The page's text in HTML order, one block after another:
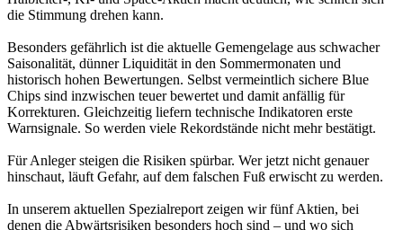
die Stimmung drehen kann.
Besonders gefährlich ist die aktuelle Gemengelage aus schwacher
Saisonalität, dünner Liquidität in den Sommermonaten und
historisch hohen Bewertungen. Selbst vermeintlich sichere Blue
Chips sind inzwischen teuer bewertet und damit anfällig für
Korrekturen. Gleichzeitig liefern technische Indikatoren erste
Warnsignale. So werden viele Rekordstände nicht mehr bestätigt.
Für Anleger steigen die Risiken spürbar. Wer jetzt nicht genauer
hinschaut, läuft Gefahr, auf dem falschen Fuß erwischt zu werden.
In unserem aktuellen Spezialreport zeigen wir fünf Aktien, bei
denen die Abwärtsrisiken besonders hoch sind – und wo sich